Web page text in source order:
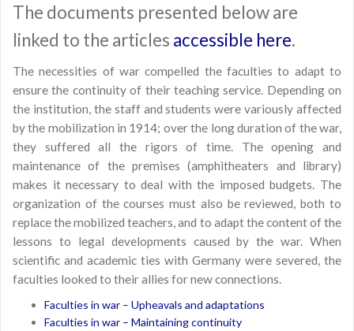
The documents presented below are
linked to the articles accessible here.
The necessities of war compelled the faculties to adapt to
ensure the continuity of their teaching service. Depending on
the institution, the staff and students were variously affected
by the mobilization in 1914; over the long duration of the war,
they suffered all the rigors of time. The opening and
maintenance of the premises (amphitheaters and library)
makes it necessary to deal with the imposed budgets. The
organization of the courses must also be reviewed, both to
replace the mobilized teachers, and to adapt the content of the
lessons to legal developments caused by the war. When
scientific and academic ties with Germany were severed, the
faculties looked to their allies for new connections.
Faculties in war – Upheavals and adaptations
Faculties in war – Maintaining continuity